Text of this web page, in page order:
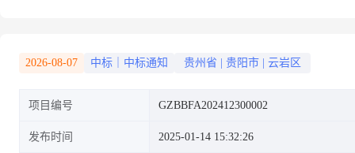
2026-08-07 中标｜中标通知 贵州省 贵阳市 云岩区
项目编号 GZBBFA202412300002
发布时间 2025-01-14 15:32:26